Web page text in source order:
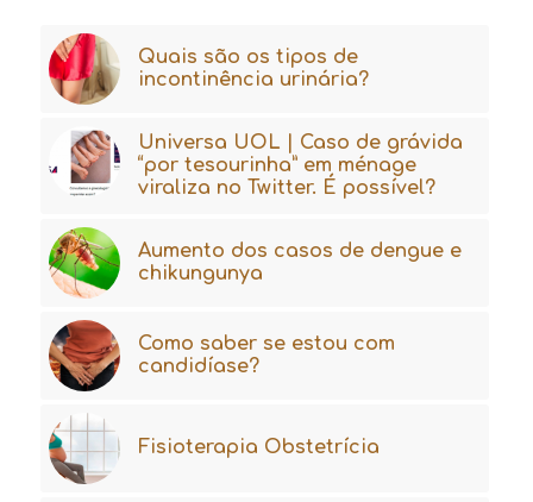
Quais são os tipos de
incontinência urinária?
Universa UOL | Caso de grávida
“por tesourinha” em ménage
viraliza no Twitter. É possível?
Aumento dos casos de dengue e
chikungunya
Como saber se estou com
candidíase?
Fisioterapia Obstetrícia